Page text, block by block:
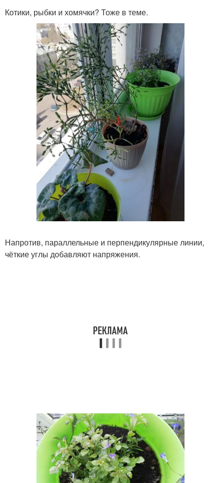
Котики, рыбки и хомячки? Тоже в теме.
Напротив, параллельные и перпендикулярные линии,
чёткие углы добавляют напряжения.